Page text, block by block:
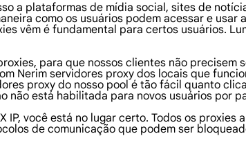
a plataformas de mídia social, sites de
como os usuários podem acessar e usar
vêm é fundamental para certos usuários.
para que nossos clientes não
Nerim servidores proxy dos locais que
proxy do nosso pool é tão fácil quanto
não está habilitada para novos usuários por
você está no lugar certo. Todos os proxies
de comunicação que podem ser